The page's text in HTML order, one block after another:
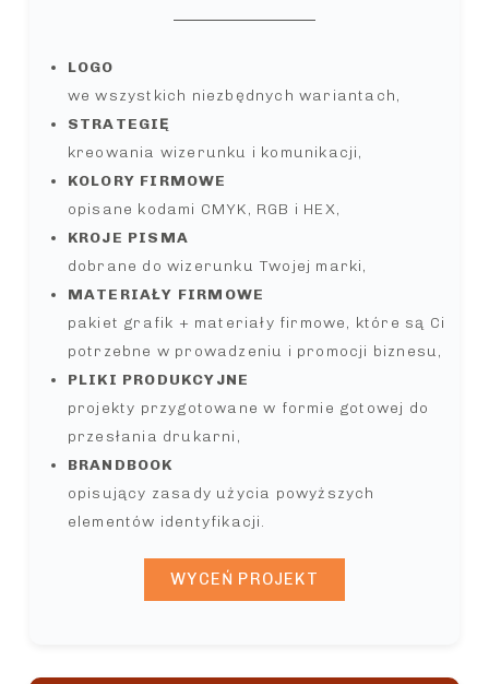
LOGO
we wszystkich niezbędnych wariantach,
STRATEGIĘ
kreowania wizerunku i komunikacji,
KOLORY FIRMOWE
opisane kodami CMYK, RGB i HEX,
KROJE PISMA
dobrane do wizerunku Twojej marki,
MATERIAŁY FIRMOWE
pakiet grafik + materiały firmowe, które są Ci
potrzebne w prowadzeniu i promocji biznesu,
PLIKI PRODUKCYJNE
projekty przygotowane w formie gotowej do
przesłania drukarni,
BRANDBOOK
opisujący zasady użycia powyższych
elementów identyfikacji.
WYCEŃ PROJEKT